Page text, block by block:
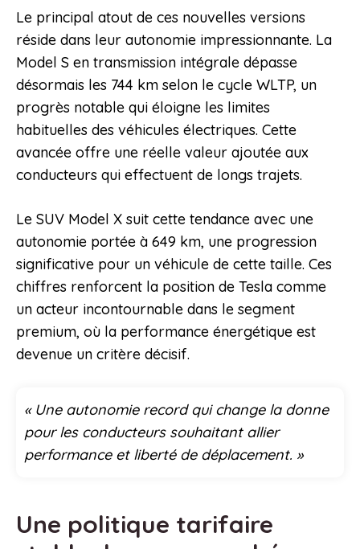
Le principal atout de ces nouvelles versions
réside dans leur autonomie impressionnante. La
Model S en transmission intégrale dépasse
désormais les 744 km selon le cycle WLTP, un
progrès notable qui éloigne les limites
habituelles des véhicules électriques. Cette
avancée offre une réelle valeur ajoutée aux
conducteurs qui effectuent de longs trajets.
Le SUV Model X suit cette tendance avec une
autonomie portée à 649 km, une progression
significative pour un véhicule de cette taille. Ces
chiffres renforcent la position de Tesla comme
un acteur incontournable dans le segment
premium, où la performance énergétique est
devenue un critère décisif.
« Une autonomie record qui change la donne
pour les conducteurs souhaitant allier
performance et liberté de déplacement. »
Une politique tarifaire